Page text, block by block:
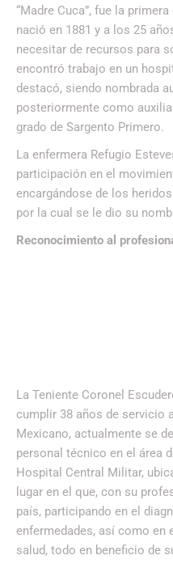
“Madre Cuca”, fue la
nació en 1881 y a los 25
necesitar de recursos para
encontró trabajo en un
destacó, siendo nombrada
posteriormente como
grado de Sargento Primero.
La enfermera Refugio
participación en el
encargándose de los
por la cual se le dio su
Reconocimiento al
La Teniente Coronel
cumplir 38 años de servicio
Mexicano, actualmente se
personal técnico en el área
Hospital Central Militar,
lugar en el que, con su
país, participando en el
enfermedades, así como en
salud, todo en beneficio de